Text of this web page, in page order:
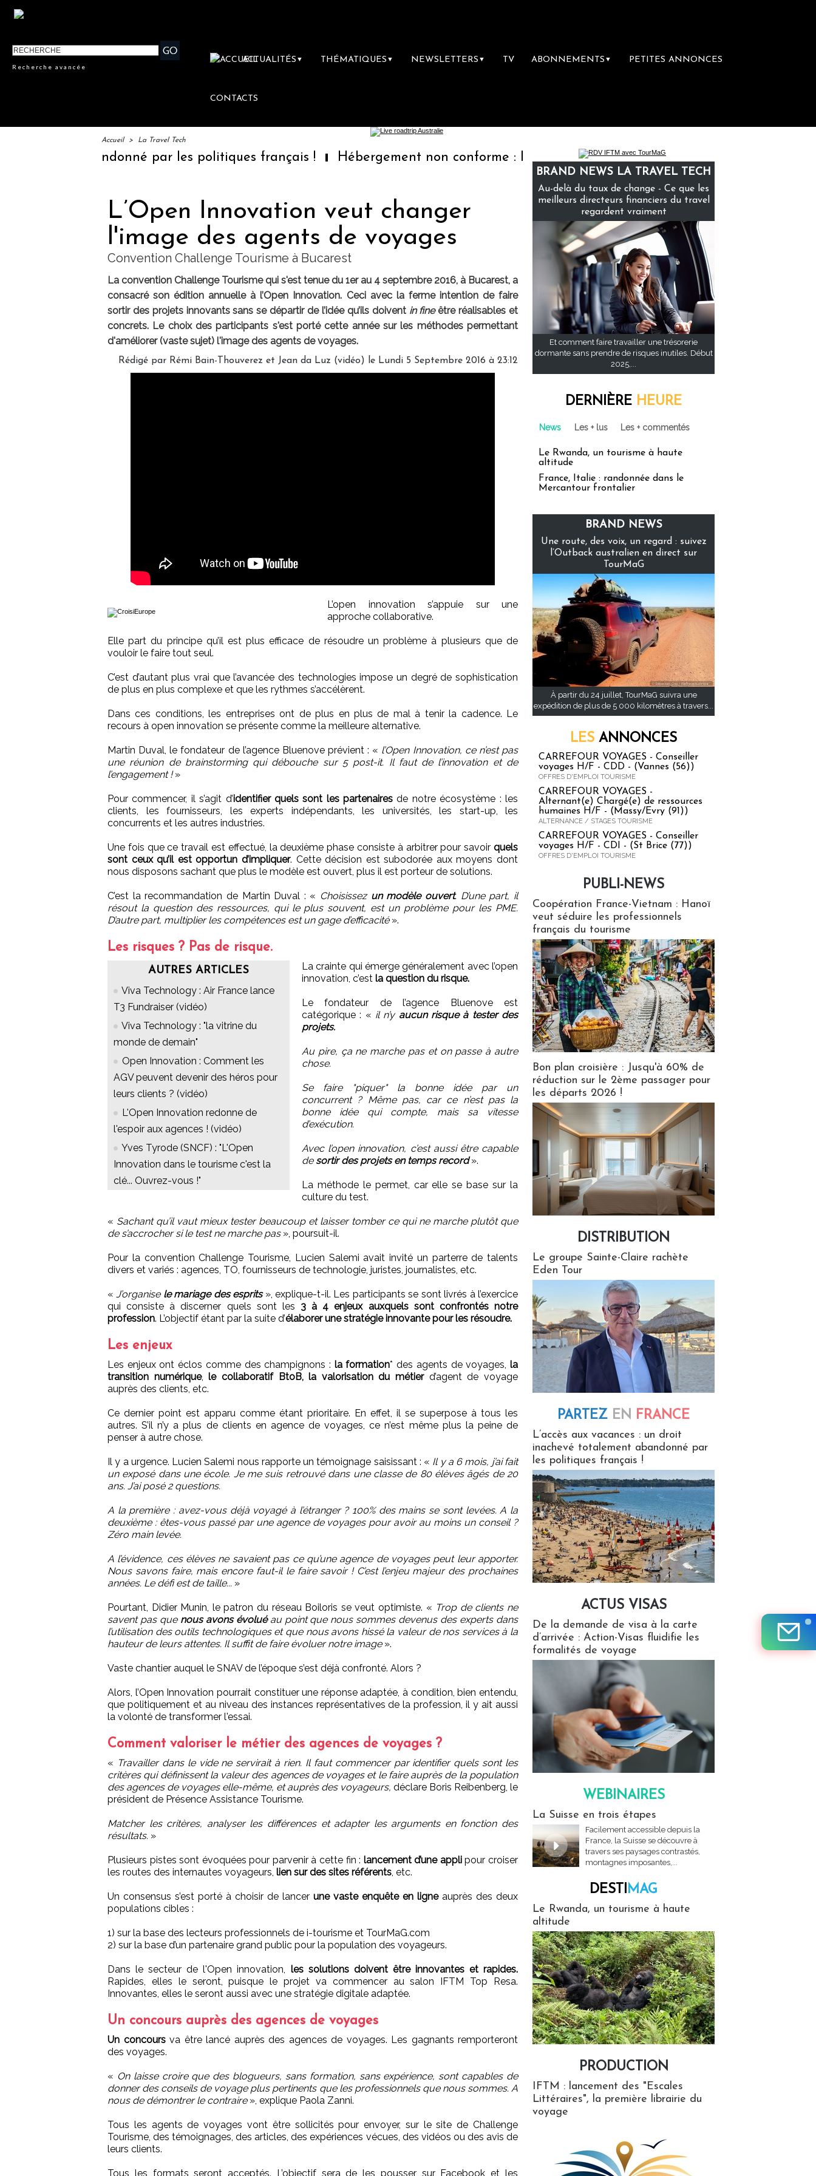
Recherche avancée
ACTUALITÉS ▼ THÉMATIQUES ▼ NEWSLETTERS ▼ TV ABONNEMENTS ▼ PETITES ANNONCES
CONTACTS
Accueil > La Travel Tech
abandonné par les politiques français ! Hébergement non conforme : les voyageurs pouvaient-ils quitter l'hôtel ? [ABO]
L’Open Innovation veut changer
l'image des agents de voyages
Convention Challenge Tourisme à Bucarest
La convention Challenge Tourisme qui s'est tenue du 1er au 4 septembre 2016, à Bucarest, a
consacré son édition annuelle àl’Open Innovation. Ceci avec la ferme intention defaire
sortir des projets innovantssans se départir de l’idée qu’ils doivent in fineêtre réalisables et
concrets. Le choix des participants s'est porté cette année sur les méthodes permettant
d'améliorer (vaste sujet) l'image des agents de voyages.
Rédigé par Rémi Bain-Thouverez et Jean da Luz (vidéo) le Lundi 5 Septembre 2016 à 23:12
L’open innovation s’appuie sur une
approche collaborative.
Elle part du principe qu’il est plus efficace de résoudre un problème à plusieurs que de
vouloir le faire tout seul.
C’est d’autant plus vrai que l’avancée des technologies impose un degré de sophistication
de plus en plus complexe et que les rythmes s’accélèrent.
Dans ces conditions, les entreprises ont de plus en plus de mal à tenir la cadence. Le
recours à open innovation se présente comme la meilleure alternative.
Martin Duval, le fondateur de l’agence Bluenove prévient : « l’Open Innovation, ce n’est pas
une réunion de brainstorming qui débouche sur 5 post-it. Il faut de l’innovation et de
l’engagement !»
Pour commencer, il s’agit d’identifier quels sont les partenaires de notre écosystème : les
clients, les fournisseurs, les experts indépendants, les universités, les start-up, les
concurrents et les autres industries.
Une fois que ce travail est effectué, la deuxième phase consiste à arbitrer pour savoir quels
sont ceux qu’il est opportun d’impliquer. Cette décision est subodorée aux moyens dont
nous disposons sachant que plus le modèle est ouvert, plus il est porteur de solutions.
C’est la recommandation de Martin Duval : « Choisissez un modèle ouvert. D’une part, il
résout la question des ressources, qui le plus souvent, est un problème pour les PME.
D’autre part, multiplier les compétences est un gage d’efficacité».
Les risques ? Pas de risque.
AUTRES ARTICLES
Viva Technology : Air France lance
T3 Fundraiser (vidéo)
Viva Technology : "la vitrine du
monde de demain"
Open Innovation : Comment les
AGV peuvent devenir des héros pour
leurs clients ? (vidéo)
L'Open Innovation redonne de
l'espoir aux agences ! (vidéo)
Yves Tyrode (SNCF) : "L'Open
Innovation dans le tourisme c'est la
clé... Ouvrez-vous !"
La crainte qui émerge généralement avec l’open
innovation, c’est la question du risque.
Le fondateur de l’agence Bluenove est
catégorique : « il n’y aucun risque à tester des
projets.
Au pire, ça ne marche pas et on passe à autre
chose.
Se faire "piquer" la bonne idée par un
concurrent ? Même pas, car ce n’est pas la
bonne idée qui compte, mais sa vitesse
d’exécution.
Avec l’open innovation, c’est aussi être capable
de sortir des projets en temps record».
La méthode le permet, car elle se base sur la
culture du test.
« Sachant qu’il vaut mieux tester beaucoup et laisser tomber ce qui ne marche plutôt que
de s’accrocher si le test ne marche pas», poursuit-il.
Pour la convention Challenge Tourisme, Lucien Salemi avait invité un parterre de talents
divers et variés : agences, TO, fournisseurs de technologie, juristes, journalistes, etc.
«J’organise le mariage des esprits», explique-t-il. Les participants se sont livrés à l’exercice
qui consiste à discerner quels sont les 3 à 4 enjeux auxquels sont confrontés notre
profession. L’objectif étant par la suite d’élaborer une stratégie innovante pour les résoudre.
Les enjeux
Les enjeux ont éclos comme des champignons : la formation* des agents de voyages,la
transition numérique,le collaboratif BtoB, la valorisation du métierd’agent de voyage
auprès des clients, etc.
Ce dernier point est apparu comme étant prioritaire. En effet, il se superpose à tous les
autres. S’il n’y a plus de clients en agence de voyages, ce n’est même plus la peine de
penser à autre chose.
Il y a urgence. Lucien Salemi nous rapporte un témoignage saisissant : « Il y a 6 mois, j’ai fait
un exposé dans une école. Je me suis retrouvé dans une classe de 80 élèves âgés de 20
ans. J’ai posé 2 questions.
A la première : avez-vous déjà voyagé à l’étranger ? 100% des mains se sont levées. A la
deuxième : êtes-vous passé par une agence de voyages pour avoir au moins un conseil ?
Zéro main levée.
A l’évidence, ces élèves ne savaient pas ce qu’une agence de voyages peut leur apporter.
Nous savons faire, mais encore faut-il le faire savoir ! C’est l’enjeu majeur des prochaines
années. Le défi est de taille... »
Pourtant, Didier Munin, le patron du réseau Boiloris se veut optimiste. « Trop de clients ne
savent pas que nous avons évoluéau point que nous sommes devenus des experts dans
l’utilisation des outils technologiques et que nous avons hissé la valeur de nos services à la
hauteur de leurs attentes. Il suffit de faire évoluer notre image».
Vaste chantier auquel le SNAV de l’époque s’est déjà confronté. Alors ?
Alors, l’Open Innovation pourrait constituer une réponse adaptée, à condition, bien entendu,
que politiquement et au niveau des instances représentatives de la profession, il y ait aussi
la volonté de transformer l'essai.
Comment valoriser le métier des agences de voyages ?
« Travailler dans le vide ne servirait à rien. Il faut commencer par identifier quels sont les
critères qui définissent la valeur des agences de voyages et le faire auprès de la population
des agences de voyages elle-même, et auprès des voyageurs, déclare Boris Reibenberg, le
président de Présence Assistance Tourisme.
Matcher les critères, analyser les différences et adapter les arguments en fonction des
résultats. »
Plusieurs pistes sont évoquées pour parvenir à cette fin : lancement d’une applipour croiser
les routes des internautes voyageurs, lien sur des sites référents, etc.
Un consensus s’est porté à choisir de lancer une vaste enquête en ligneauprès des deux
populations cibles :
1) sur la base des lecteurs professionnels de i-tourisme et TourMaG.com
2) sur la base d’un partenaire grand public pour la population des voyageurs.
Dans le secteur de l'Open innovation, les solutions doivent être innovantes et rapides.
Rapides, elles le seront, puisque le projet va commencer au salon IFTM Top Resa.
Innovantes, elles le seront aussi avec une stratégie digitale adaptée.
Un concours auprès des agences de voyages
Un concoursva être lancé auprès des agences de voyages. Les gagnants remporteront
des voyages.
« On laisse croire que des blogueurs, sans formation, sans expérience, sont capables de
donner des conseils de voyage plus pertinents que les professionnels que nous sommes. A
nous de démontrer le contraire», explique Paola Zanni.
Tous les agents de voyages vont être sollicités pour envoyer, sur le site de Challenge
Tourisme, des témoignages, des articles, des expériences vécues, des vidéos ou des avis de
leurs clients.
Tous les formats seront acceptés. L’objectif sera de les pousser sur Facebook et les
BRAND NEWS LA TRAVEL TECH
Au-delà du taux de change - Ce que les
meilleurs directeurs financiers du travel
regardent vraiment
Et comment faire travailler une trésorerie
dormante sans prendre de risques inutiles. Début
2025,...
DERNIÈRE HEURE
News Les + lus Les + commentés
Le Rwanda, un tourisme à haute
altitude
France, Italie : randonnée dans le
Mercantour frontalier
BRAND NEWS
Une route, des voix, un regard : suivez
l’Outback australien en direct sur
TourMaG
À partir du 24 juillet, TourMaG suivra une
expédition de plus de 5 000 kilomètres à travers...
LES ANNONCES
CARREFOUR VOYAGES - Conseiller
voyages H/F - CDD - (Vannes (56))
OFFRES D'EMPLOI TOURISME
CARREFOUR VOYAGES -
Alternant(e) Chargé(e) de ressources
humaines H/F - (Massy/Evry (91))
ALTERNANCE / STAGES TOURISME
CARREFOUR VOYAGES - Conseiller
voyages H/F - CDI - (St Brice (77))
OFFRES D'EMPLOI TOURISME
PUBLI-NEWS
Coopération France-Vietnam : Hanoï
veut séduire les professionnels
français du tourisme
Bon plan croisière : Jusqu'à 60% de
réduction sur le 2ème passager pour
les départs 2026 !
DISTRIBUTION
Le groupe Sainte-Claire rachète
Eden Tour
PARTEZ EN FRANCE
L’accès aux vacances : un droit
inachevé totalement abandonné par
les politiques français !
ACTUS VISAS
De la demande de visa à la carte
d’arrivée : Action-Visas fluidifie les
formalités de voyage
WEBINAIRES
La Suisse en trois étapes
Facilement accessible depuis la
France, la Suisse se découvre à
travers ses paysages contrastés,
montagnes imposantes,...
DESTIMAG
Le Rwanda, un tourisme à haute
altitude
PRODUCTION
IFTM : lancement des "Escales
Littéraires", la première librairie du
voyage